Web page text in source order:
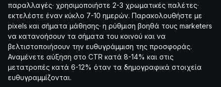
παραλλαγές· χρησιμοποιήστε 2-3 χρωματικές παλέτες·
εκτελέστε έναν κύκλο 7-10 ημερών. Παρακολουθήστε με
pixels και σήματα μάθησης· η ρύθμιση βοηθά τους marketers
να κατανοήσουν τα σήματα του κοινού και να
βελτιστοποιήσουν την ευθυγράμμιση της προσφοράς.
Αναμένετε αύξηση στο CTR κατά 8-14% και στις
μετατροπές κατά 6-12% όταν τα δημογραφικά στοιχεία
ευθυγραμμίζονται.